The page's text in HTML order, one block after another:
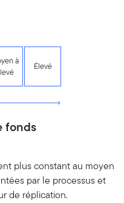
à
Élevé
fonds
plus constant au moyen
par le processus et
de réplication.